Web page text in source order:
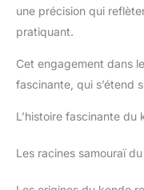
une précision qui
pratiquant.
Cet engagement dans
fascinante, qui s’étend
L’histoire fascinante du
Les racines samouraï